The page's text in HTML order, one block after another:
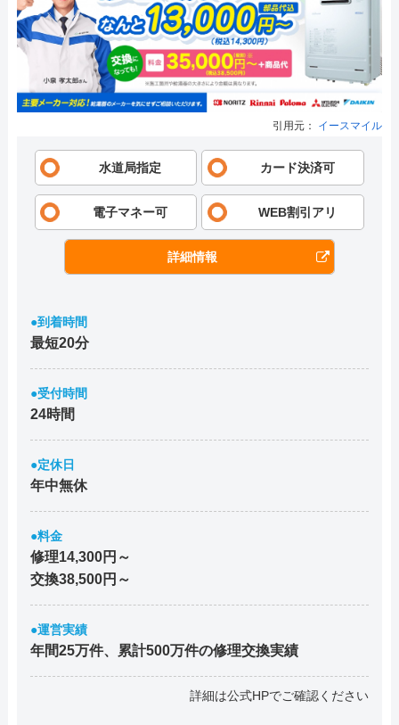
引用元： イースマイル
水道局指定 カード決済可
電子マネー可 WEB割引アリ
詳細情報
●到着時間
最短20分
●受付時間
24時間
●定休日
年中無休
●料金
修理14,300円～
交換38,500円～
●運営実績
年間25万件、累計500万件の修理交換実績
詳細は公式HPでご確認ください